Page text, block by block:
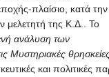
πλαίσιο, κατά την
μελετητή της Κ.Δ.. Το
ανάλυση των
Μυστηριακές
και πολιτικές